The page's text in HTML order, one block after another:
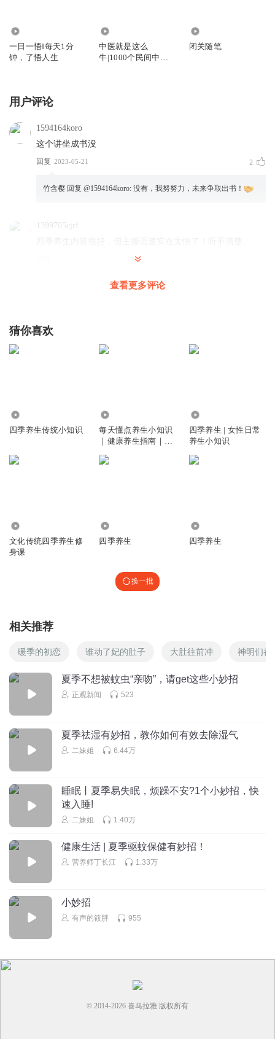
一日一悟‖每天1分
钟，了悟人生
中医就是这么
牛|1000个民间中医
闭关随笔
用户评论
1594164koro
这个讲坐成书没
回复 2023-05-21 2
竹含樱 回复 @1594164koro: 没有，我努努力，未来争取出书！
1399705cjrf
查看更多评论
猜你喜欢
四季养生传统小知识
每天懂点养生小知识
｜健康养生指南｜四
四季养生 | 女性日常
养生小知识
文化传统四季养生修
身课
四季养生 四季养生
换一批
相关推荐
暖季的初恋 谁动了妃的肚子 大肚往前冲 神明们都
夏季不想被蚊虫“亲吻”，请get这些小妙招
正观新闻 523
夏季祛湿有妙招，教你如何有效去除湿气
二妹姐 6.44万
睡眠丨夏季易失眠，烦躁不安?1个小妙招，快
速入睡!
二妹姐 1.40万
健康生活 | 夏季驱蚊保健有妙招！
营养师丁长江 1.33万
小妙招
有声的筱胖 955
© 2014-2026 喜马拉雅 版权所有